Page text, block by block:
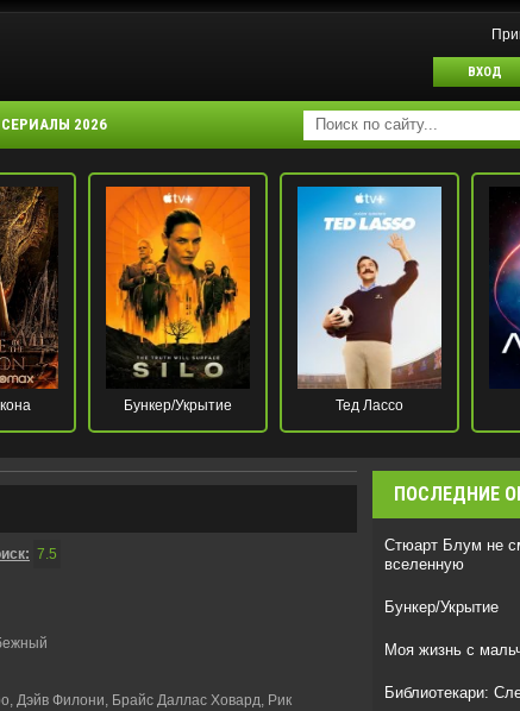
ВХОД
СЕРИАЛЫ 2026
Бункер/Укрытие Тед Лассо
7.5
Дэйв Филони, Брайс Даллас Ховард, Рик
ПОСЛЕДНИЕ
Стюарт Блум не
вселенную
Бункер/Укрытие
Моя жизнь с
Библиотекари: